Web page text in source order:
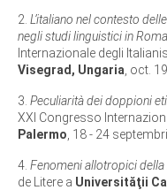
2. L’italiano nel contesto
negli studi linguistici in
Internazionale degli
Visegrad, Ungaria , oct.
3. Peculiarità dei doppioni
XXI Congresso
Palermo , 18 - 24
4. Fenomeni allotropici della
de Litere a Universităţii